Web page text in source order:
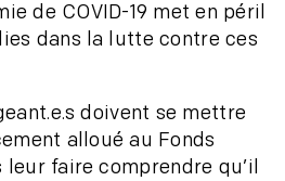
de COVID-19 met en péril
dans la lutte contre ces
doivent se mettre
alloué au Fonds
leur faire comprendre qu’il